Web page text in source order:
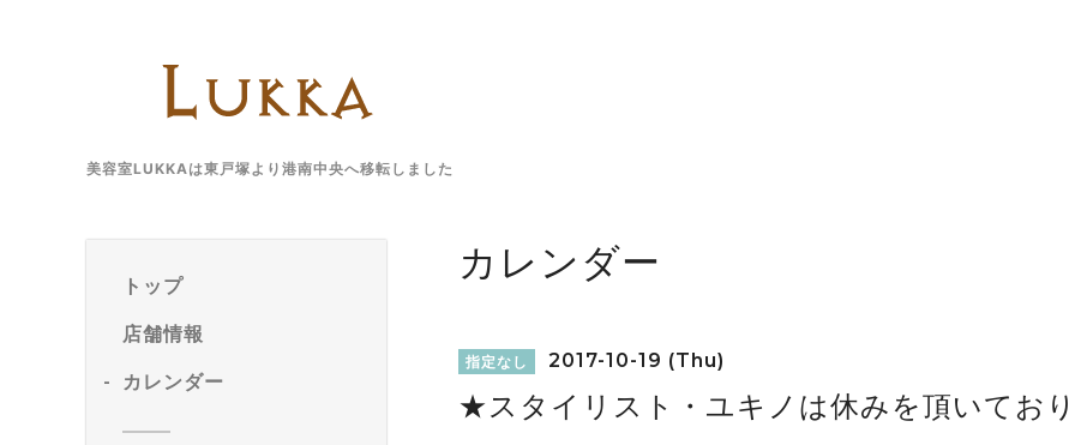
美容室LUKKAは東戸塚より港南中央へ移転しました
トップ
店舗情報
カレンダー
カレンダー
指定なし 2017-10-19 (Thu)
★スタイリスト・ユキノは休みを頂いてお